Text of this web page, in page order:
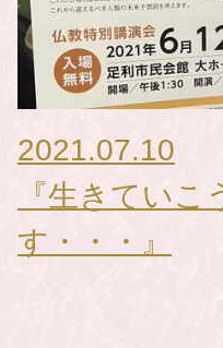
2021.07.10
『生きてい
す・・・』